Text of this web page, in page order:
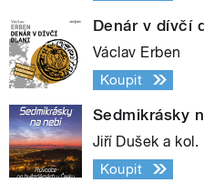
Denár v dívčí
Václav Erben
Koupit
Sedmikrásky
Jiří Dušek a kol.
Koupit